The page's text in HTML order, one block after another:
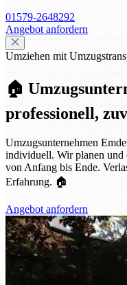
01579-2648292
Angebot anfordern
Umziehen mit
🏠
professionell,
Umzugsunternehmen
individuell. Wir planen und
von Anfang bis Ende.
Erfahrung. 🏠
Angebot anfordern